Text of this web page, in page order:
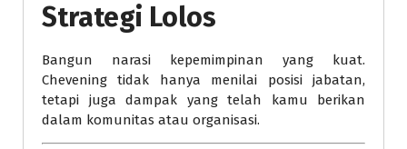
Strategi Lolos
Bangun narasi kepemimpinan yang kuat.
Chevening tidak hanya menilai posisi jabatan,
tetapi juga dampak yang telah kamu berikan
dalam komunitas atau organisasi.